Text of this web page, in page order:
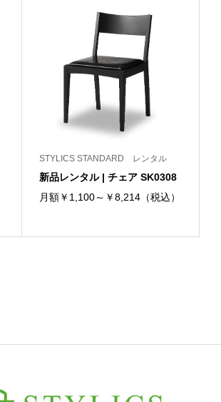
STYLICS STANDARD レンタル
新品レンタル | チェア SK0308
月額￥1,100～￥8,214（税込）